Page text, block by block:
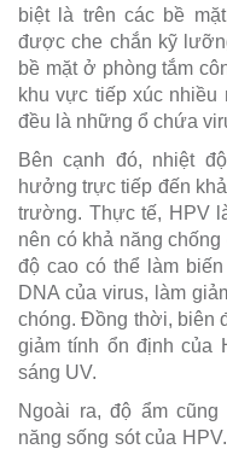
biệt là trên các bề
được che chắn kỹ
bề mặt ở phòng tắm
khu vực tiếp xúc
đều là những ổ chứa
Bên cạnh đó, nhiệt
hưởng trực tiếp đến
trường. Thực tế, HPV
nên có khả năng
độ cao có thể làm
DNA của virus, làm
chóng. Đồng thời, biên
giảm tính ổn định của
sáng UV.
Ngoài ra, độ ẩm
năng sống sót của